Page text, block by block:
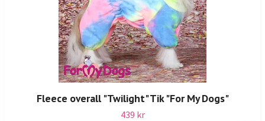
Fleece overall "Twilight" Tik "For My Dogs"
439 kr